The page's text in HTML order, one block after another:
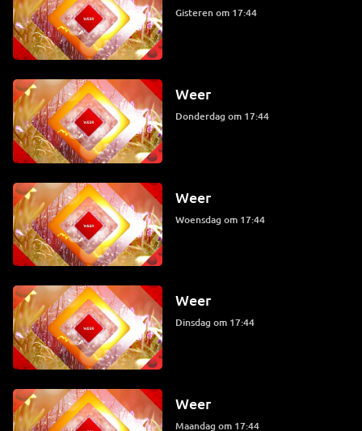
Gisteren om 17:44
Weer
donderdag om 17:44
Weer
woensdag om 17:44
Weer
dinsdag om 17:44
Weer
maandag om 17:44